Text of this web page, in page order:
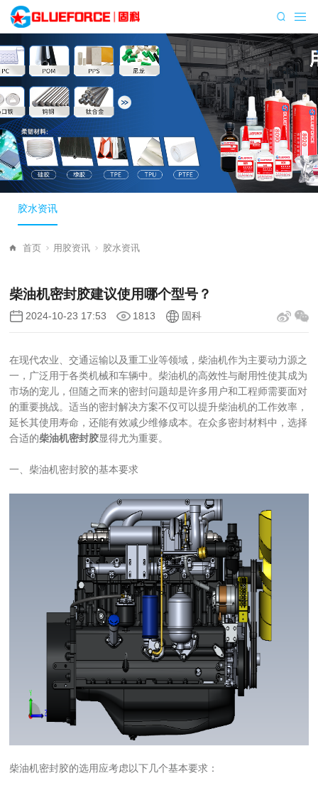
胶水资讯
首页 用胶资讯 胶水资讯
柴油机密封胶建议使用哪个型号？
2024-10-23 17:53 1813 固科
在现代农业、交通运输以及重工业等领域，柴油机作为主要动力源之
一，广泛用于各类机械和车辆中。柴油机的高效性与耐用性使其成为
市场的宠儿，但随之而来的密封问题却是许多用户和工程师需要面对
的重要挑战。适当的密封解决方案不仅可以提升柴油机的工作效率，
延长其使用寿命，还能有效减少维修成本。在众多密封材料中，选择
合适的柴油机密封胶显得尤为重要。
一、柴油机密封胶的基本要求
柴油机密封胶的选用应考虑以下几个基本要求：